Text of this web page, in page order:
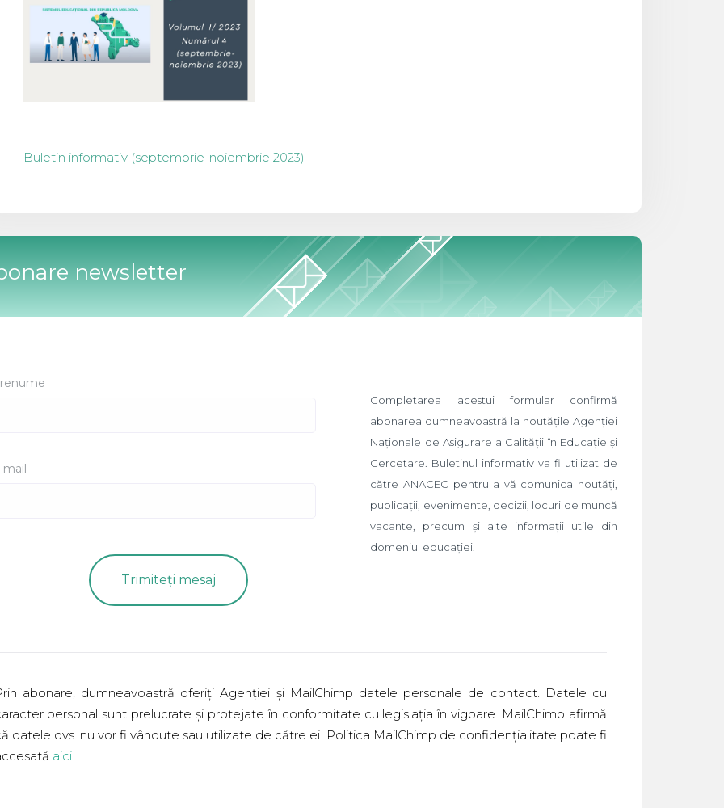
Buletin informativ (septembrie-noiembrie 2023)
newsletter
mail
Completarea acestui formular confirmă
abonarea dumneavoastră la noutățile Agenției
Naționale de Asigurare a Calității în Educație și
Cercetare. Buletinul informativ va fi utilizat de
către ANACEC pentru a vă comunica noutăți,
publicații, evenimente, decizii, locuri de muncă
vacante, precum și alte informații utile din
domeniul educației.
abonare, dumneavoastră oferiți Agenției și MailChimp datele personale de contact. Datele cu
personal sunt prelucrate și protejate în conformitate cu legislația în vigoare. MailChimp afirmă
datele dvs. nu vor fi vândute sau utilizate de către ei. Politica MailChimp de confidențialitate poate fi
aici.